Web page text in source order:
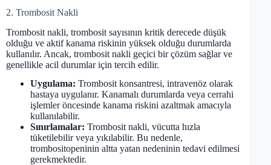
2. Trombosit Nakli
Trombosit nakli, trombosit sayısının kritik derecede düşük
olduğu ve aktif kanama riskinin yüksek olduğu durumlarda
kullanılır. Ancak, trombosit nakli geçici bir çözüm sağlar ve
genellikle acil durumlar için tercih edilir.
Uygulama: Trombosit konsantresi, intravenöz olarak
hastaya uygulanır. Kanamalı durumlarda veya cerrahi
işlemler öncesinde kanama riskini azaltmak amacıyla
kullanılabilir.
Sınırlamalar: Trombosit nakli, vücutta hızla
tüketilebilir veya yıkılabilir. Bu nedenle,
trombositopeninin altta yatan nedeninin tedavi edilmesi
gerekmektedir.